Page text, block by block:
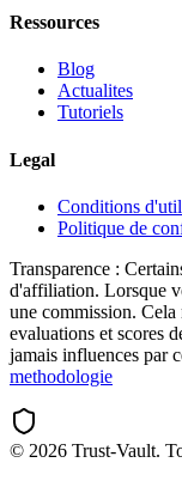
Ressources
Blog
Actualites
Tutoriels
Legal
Conditions
Politique de
Transparence :
d'affiliation. Lorsque
une commission.
evaluations et scores
jamais influences par
methodologie
© 2026 Trust-Vault.